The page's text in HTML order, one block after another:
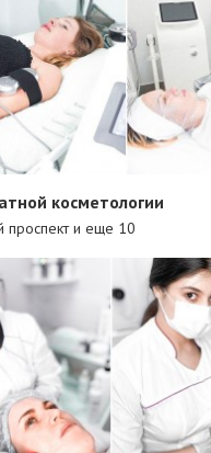
косметологии
проспект и еще 10